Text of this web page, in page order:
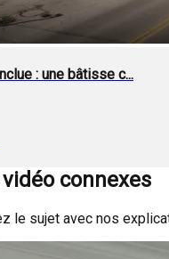
: une bâtisse c...
connexes
le sujet avec nos